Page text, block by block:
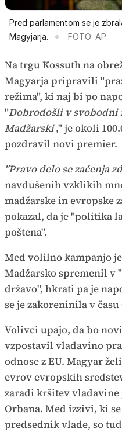
Pred parlamentom se je
Magyjarja.
FOTO: AP
Na trgu Kossuth na
Magyarja pripravili
režima", ki naj bi po
"Dobrodošli v
Madžarski," je okoli
pozdravil novi premier.
"Pravo delo se začenja
navdušenih vzklikih
madžarske in evropske
pokazal, da je "politika
poštena".
Med volilno kampanjo
Madžarsko spremenil v
državo", hkrati pa je
se je zakoreninila v
Volivci upajo, da bo
vzpostavil vladavino
odnose z EU. Magyar
evrov evropskih
zaradi kršitev
Orbana. Med izzivi, ki
predsednik vlade, so